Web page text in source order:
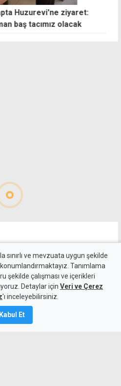
Huzurevi'ne ziyaret:
baş tacımız olacak
Adayı
Oldu
6 Ağustos 2026
sınırlı ve mevzuata uygun şekilde
Tanımlama
şekilde çalışması ve içerikleri
Detaylar için Veri ve Çerez
'ı inceleyebilirsiniz.
Kabul Et